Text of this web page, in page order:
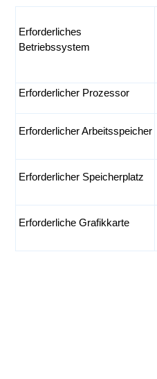
Erforderliches
Betriebssystem
Erforderlicher Prozessor
Erforderlicher Arbeitsspeicher
Erforderlicher Speicherplatz
Erforderliche Grafikkarte